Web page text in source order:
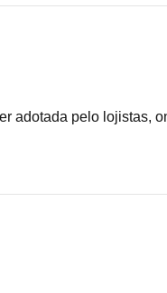
adotada pelo lojistas,